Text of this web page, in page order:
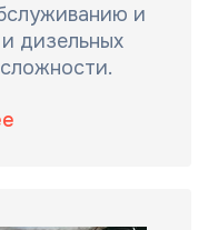
и
дизельных